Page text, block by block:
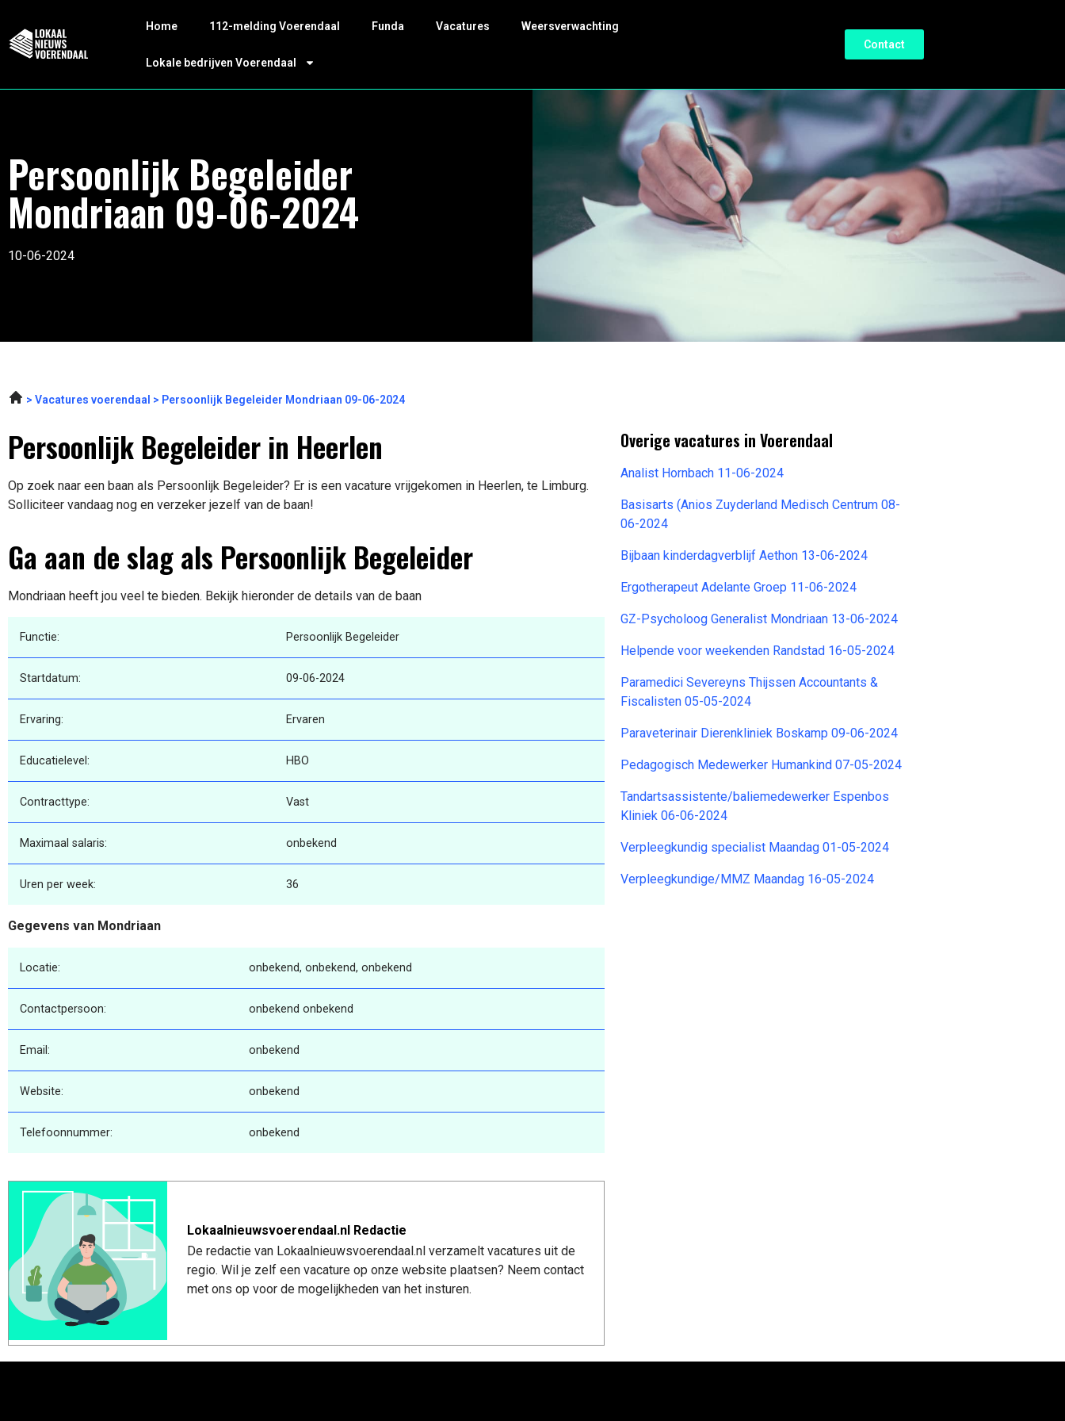
Home 112-melding Voerendaal Funda Vacatures Weersverwachting
Lokale bedrijven Voerendaal
Contact
Persoonlijk Begeleider
Mondriaan 09-06-2024
10-06-2024
Vacatures voerendaal Persoonlijk Begeleider Mondriaan 09-06-2024
Persoonlijk Begeleider in Heerlen
Op zoek naar een baan als Persoonlijk Begeleider? Er is een vacature vrijgekomen in Heerlen, te Limburg.
Solliciteer vandaag nog en verzeker jezelf van de baan!
Ga aan de slag als Persoonlijk Begeleider
Mondriaan heeft jou veel te bieden. Bekijk hieronder de details van de baan
Functie: Persoonlijk Begeleider
Startdatum: 09-06-2024
Ervaring: Ervaren
Educatielevel: HBO
Contracttype: Vast
Maximaal salaris: onbekend
Uren per week: 36
Gegevens van Mondriaan
Locatie: onbekend, onbekend, onbekend
Contactpersoon: onbekend onbekend
Email: onbekend
Website: onbekend
Telefoonnummer: onbekend
Lokaalnieuwsvoerendaal.nl Redactie
De redactie van Lokaalnieuwsvoerendaal.nl verzamelt vacatures uit de
regio. Wil je zelf een vacature op onze website plaatsen? Neem contact
met ons op voor de mogelijkheden van het insturen.
Overige vacatures in Voerendaal
Analist Hornbach 11-06-2024
Basisarts (Anios Zuyderland Medisch Centrum 08-
06-2024
Bijbaan kinderdagverblijf Aethon 13-06-2024
Ergotherapeut Adelante Groep 11-06-2024
GZ-Psycholoog Generalist Mondriaan 13-06-2024
Helpende voor weekenden Randstad 16-05-2024
Paramedici Severeyns Thijssen Accountants &
Fiscalisten 05-05-2024
Paraveterinair Dierenkliniek Boskamp 09-06-2024
Pedagogisch Medewerker Humankind 07-05-2024
Tandartsassistente/baliemedewerker Espenbos
Kliniek 06-06-2024
Verpleegkundig specialist Maandag 01-05-2024
Verpleegkundige/MMZ Maandag 16-05-2024